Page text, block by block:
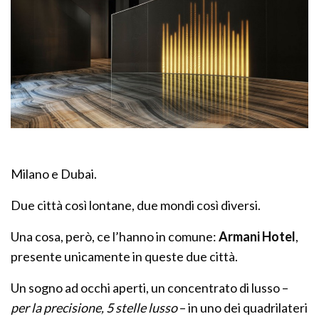
Milano e Dubai.
Due città così lontane, due mondi così diversi.
Una cosa, però, ce l’hanno in comune:Armani Hotel,
presente unicamente in queste due città.
Un sogno ad occhi aperti, un concentrato di lusso –
per la precisione, 5 stelle lusso– in uno dei quadrilateri